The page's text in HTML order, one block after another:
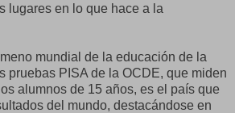
lugares en lo que hace a la
mundial de la educación de la
pruebas PISA de la OCDE, que miden
alumnos de 15 años, es el país que
del mundo, destacándose en